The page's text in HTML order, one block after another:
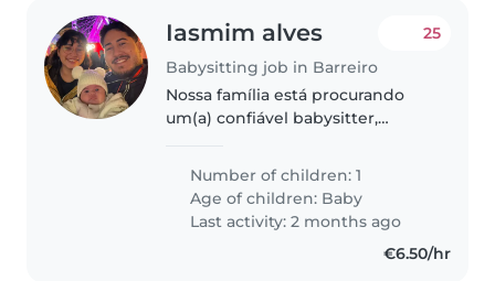
Iasmim alves
Babysitting job in Barreiro
25
Nossa família está procurando
um(a) confiável babysitter,
alguém que seja confortável com
animais de estimação. Nossa
filhinha..
Number of children: 1
Age of children: Baby
Last activity: 2 months ago
€6.50/hr